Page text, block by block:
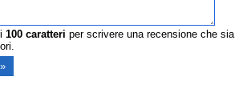
100 caratteri per scrivere una recensione che sia